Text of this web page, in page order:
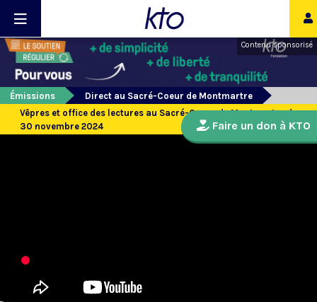
Contenu sponsorisé
Émissions
Direct au Sacré-Coeur de Montmartre
Vêpres et office des lectures au Sacré-Coeur de Montmartre du
30 novembre 2024
Faire un don à KTO